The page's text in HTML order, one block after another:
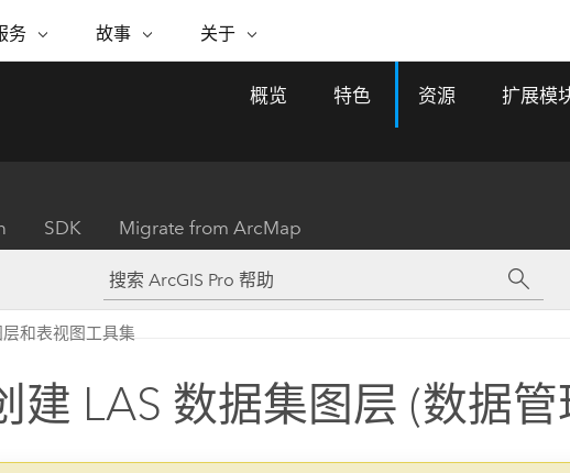
功能
将位置引入分析
集成、编辑和共享空间数据
Esri 产品、合作伙伴产品和开发
政府
专题倡议
基础设施管理
使用 GIS 创建现代化、有弹性且可持续发展
者了解基础设施工程与周围环境的关系。
探索基础设施管理
务 自助服务
文档
My Esri
故事
ESRI 故事
现实世界的全球 GIS 创新
客
商业和技术领导者之声
行业新闻和 ArcGIS 更新
所有故事
关于
关于 ESRI
合作伙伴
招贤纳士
联系我们
概览 特色 资源 扩展模
SDK Migrate from ArcMap
层和表视图工具集
建 LAS 数据集图层 (数据管